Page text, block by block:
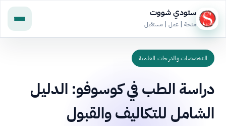
ستودي شووت
منحة | عمل | مستقبل
التخصصات والدرجات العلمية
دراسة الطب في كوسوفو: الدليل
الشامل للتكاليف والقبول